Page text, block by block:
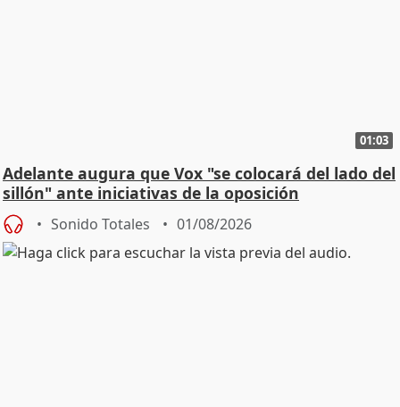
01:03
Adelante augura que Vox "se colocará del lado del
sillón" ante iniciativas de la oposición
Sonido Totales 01/08/2026